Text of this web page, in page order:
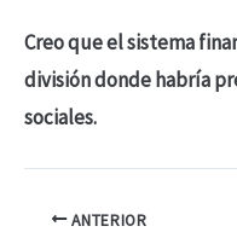
Creo que el sistema
división donde habría
sociales.
ANTERIOR